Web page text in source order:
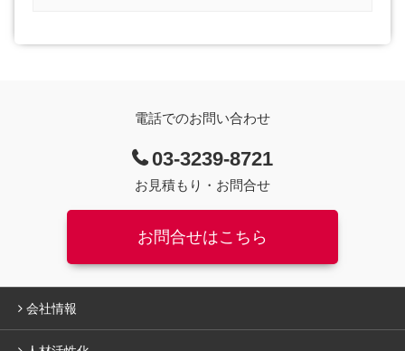
電話でのお問い合わせ
03-3239-8721
お見積もり・お問合せ
お問合せはこちら
会社情報